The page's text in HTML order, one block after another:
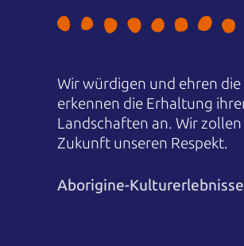
Wir würdigen und ehren
erkennen die Erhaltung
Landschaften an. Wir
Zukunft unseren Respekt.
Aborigine-Kulturerlebnisse